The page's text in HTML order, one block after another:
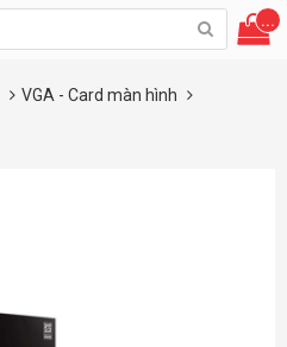
...
VGA - Card màn hình